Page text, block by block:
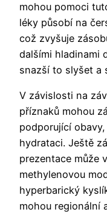
mohou pomoci
léky působí na
což zvyšuje
dalšími hladinami
snazší to slyšet a
V závislosti na
příznaků mohou
podporující
hydrataci. Ještě
prezentace může
methylenovou
hyperbarický
mohou regionální